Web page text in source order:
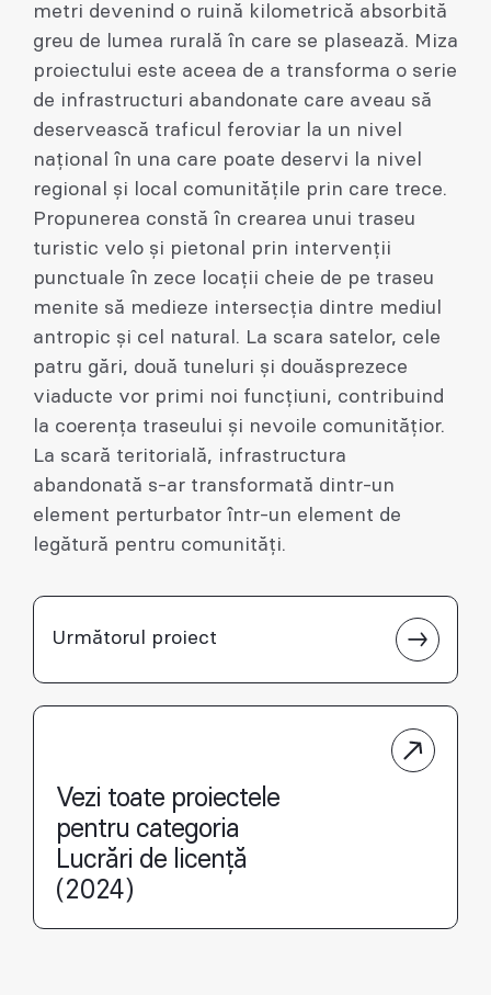
metri devenind o ruină kilometrică absorbită
greu de lumea rurală în care se plasează. Miza
proiectului este aceea de a transforma o serie
de infrastructuri abandonate care aveau să
deservească traficul feroviar la un nivel
național în una care poate deservi la nivel
regional și local comunitățile prin care trece.
Propunerea constă în crearea unui traseu
turistic velo și pietonal prin intervenții
punctuale în zece locații cheie de pe traseu
menite să medieze intersecția dintre mediul
antropic și cel natural. La scara satelor, cele
patru gări, două tuneluri și douăsprezece
viaducte vor primi noi funcțiuni, contribuind
la coerența traseului și nevoile comunitățior.
La scară teritorială, infrastructura
abandonată s-ar transformată dintr-un
element perturbator într-un element de
legătură pentru comunități.
Următorul proiect
Vezi toate proiectele
pentru categoria
Lucrări de licență
(2024)